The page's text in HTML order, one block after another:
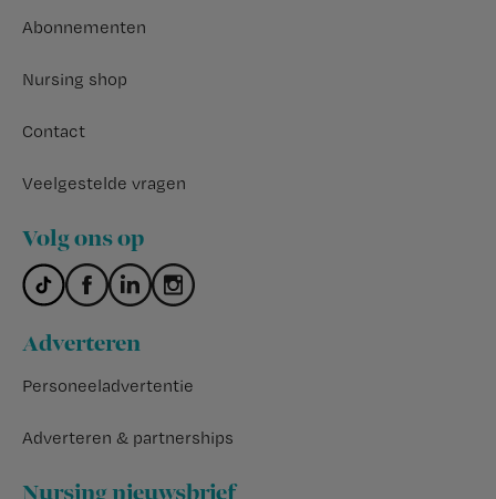
Abonnementen
Nursing shop
Contact
Veelgestelde vragen
Volg ons op
Adverteren
Personeeladvertentie
Adverteren & partnerships
Nursing nieuwsbrief